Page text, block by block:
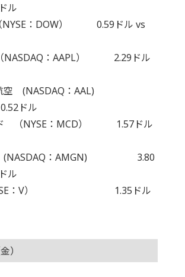
ル
：DOW） 0.59ドル vs
NASDAQ：AAPL） 2.29ドル
航空 (NASDAQ：AAL)
ドル
（NYSE：MCD） 1.57ドル
(NASDAQ：AMGN) 3.80
ル
：V） 1.35ドル
）